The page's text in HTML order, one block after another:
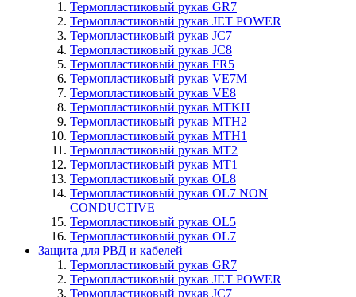
Термопластиковый рукав GR7
Термопластиковый рукав JET POWER
Термопластиковый рукав JC7
Термопластиковый рукав JC8
Термопластиковый рукав FR5
Термопластиковый рукав VE7M
Термопластиковый рукав VE8
Термопластиковый рукав MTKH
Термопластиковый рукав MTH2
Термопластиковый рукав MTH1
Термопластиковый рукав MT2
Термопластиковый рукав MT1
Термопластиковый рукав OL8
Термопластиковый рукав OL7 NON
CONDUCTIVE
Термопластиковый рукав OL5
Термопластиковый рукав OL7
Защита для РВД и кабелей
Термопластиковый рукав GR7
Термопластиковый рукав JET POWER
Термопластиковый рукав JC7